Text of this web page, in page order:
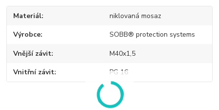
Materiál niklovaná mosaz
Výrobce SOBB® protection systems
Vnější závit M40x1,5
Vnitřní závit PG 16